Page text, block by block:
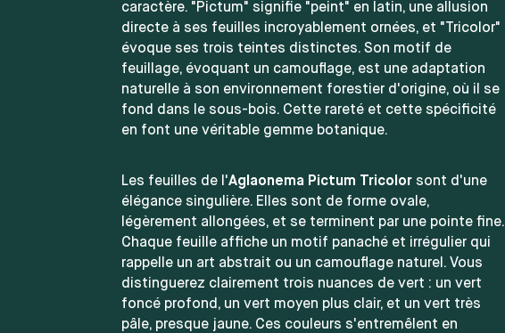
caractère. "Pictum" signifie "peint" en latin, une allusion
directe à ses feuilles incroyablement ornées, et "Tricolor"
évoque ses trois teintes distinctes. Son motif de
feuillage, évoquant un camouflage, est une adaptation
naturelle à son environnement forestier d'origine, où il se
fond dans le sous-bois. Cette rareté et cette spécificité
en font une véritable gemme botanique.
Les feuilles de l'Aglaonema Pictum Tricolorsont d'une
élégance singulière. Elles sont de forme ovale,
légèrement allongées, et se terminent par une pointe fine.
Chaque feuille affiche un motif panaché et irrégulier qui
rappelle un art abstrait ou un camouflage naturel. Vous
distinguerez clairement trois nuances de vert : un vert
foncé profond, un vert moyen plus clair, et un vert très
pâle, presque jaune. Ces couleurs s'entremêlent en